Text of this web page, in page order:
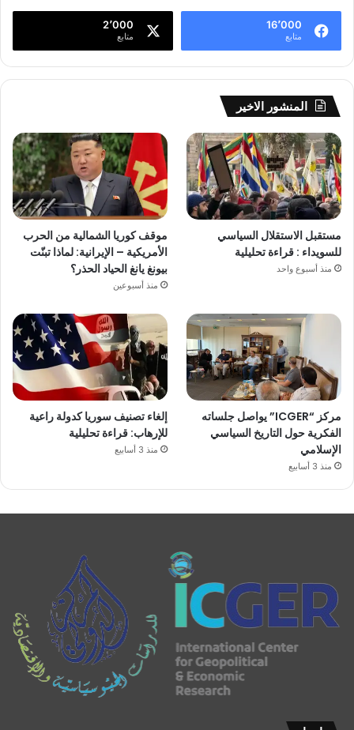
16٬000
متابع
2٬000
متابع
المنشور الاخير
مستقبل الاستقلال السياسي
للسويداء : قراءة تحليلية
منذ أسبوع واحد
موقف كوريا الشمالية من الحرب
الأمريكية – الإيرانية: لماذا تبنّت
بيونغ يانغ الحياد الحذر؟
منذ أسبوعين
مركز “ICGER” يواصل جلساته
الفكرية حول التاريخ السياسي
الإسلامي
منذ 3 أسابيع
إلغاء تصنيف سوريا كدولة راعية
للإرهاب: قراءة تحليلية
منذ 3 أسابيع